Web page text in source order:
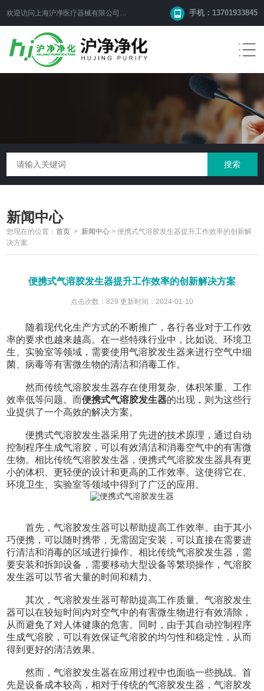
欢迎访问上海沪净医疗器械有限公司网站！ 手机：13701933845
新闻中心
您现在的位置：首页 > 新闻中心 >便携式气溶胶发生器提升工作效率的创新解
决方案
便携式气溶胶发生器提升工作效率的创新解决方案
点击次数：829 更新时间：2024-01-10
随着现代化生产方式的不断推广，各行各业对于工作效
率的要求也越来越高。在一些特殊行业中，比如说、环境卫
生、实验室等领域，需要使用气溶胶发生器来进行空气中细
菌、病毒等有害微生物的清洁和消毒工作。
然而传统气溶胶发生器存在使用复杂、体积笨重、工作
效率低等问题。而便携式气溶胶发生器的出现，则为这些行
业提供了一个高效的解决方案。
便携式气溶胶发生器采用了先进的技术原理，通过自动
控制程序生成气溶胶，可以有效清洁和消毒空气中的有害微
生物。相比传统气溶胶发生器，便携式气溶胶发生器具有更
小的体积、更轻便的设计和更高的工作效率。这使得它在、
环境卫生、实验室等领域中得到了广泛的应用。
首先，气溶胶发生器可以帮助提高工作效率。由于其小
巧便携，可以随时携带，无需固定安装，可以直接在需要进
行清洁和消毒的区域进行操作。相比传统气溶胶发生器，需
要安装和拆卸设备，需要移动大型设备等繁琐操作，气溶胶
发生器可以节省大量的时间和精力。
其次，气溶胶发生器可帮助提高工作质量。气溶胶发生
器可以在较短时间内对空气中的有害微生物进行有效清除，
从而避免了对人体健康的危害。同时，由于其自动控制程序
生成气溶胶，可以有效保证气溶胶的均匀性和稳定性，从而
得到更好的清洁效果。
然而，气溶胶发生器在应用过程中也面临一些挑战。首
先是设备成本较高，相对于传统的气溶胶发生器，气溶胶发